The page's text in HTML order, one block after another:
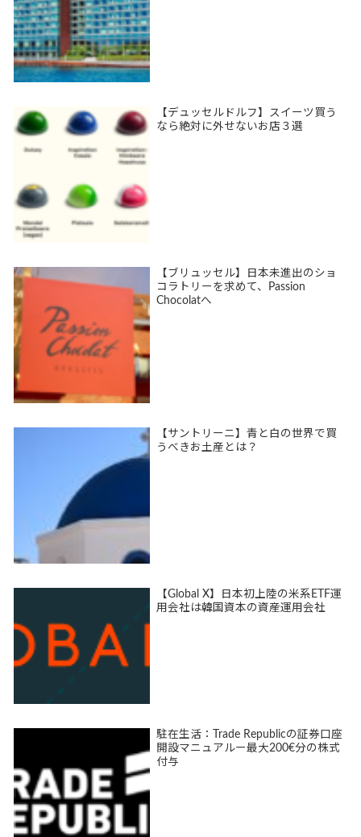
【デュッセルドルフ】スイーツ買う
なら絶対に外せないお店３選
【ブリュッセル】日本未進出のショ
コラトリーを求めて、Passion
Chocolatへ
【サントリーニ】青と白の世界で買
うべきお土産とは？
【Global X】日本初上陸の米系ETF運
用会社は韓国資本の資産運用会社
駐在生活：Trade Republicの証券口座
開設マニュアルー最大200€分の株式
付与